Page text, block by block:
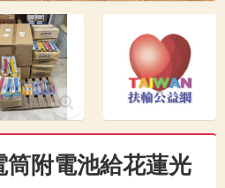
筒附電池給花蓮光